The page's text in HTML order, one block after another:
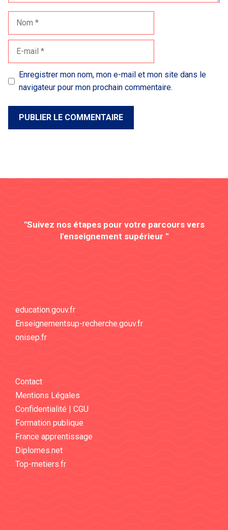
Nom
Enregistrer mon nom, mon e-mail et mon site dans le
navigateur pour mon prochain commentaire.
"Suivez nos étapes pour votre parcours vers
l'enseignement supérieur "
education.gouv.fr
Enseignementsup-recherche.gouv.fr
onisep.fr
Contact
Mentions Légales
Confidentialité | CGU
Formation publique
France apprentissage
Diplomes.net
Top-metiers.fr